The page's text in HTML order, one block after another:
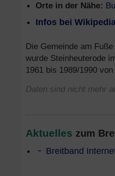
Orte in der Nähe:
Infos bei
Die Gemeinde am
wurde Steinheuterode
1961 bis 1989/1990
Daten sind nicht mehr
Aktuelles zum
Breitband